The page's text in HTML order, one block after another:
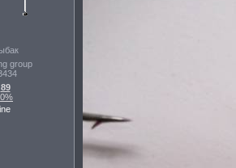
group
89
0%